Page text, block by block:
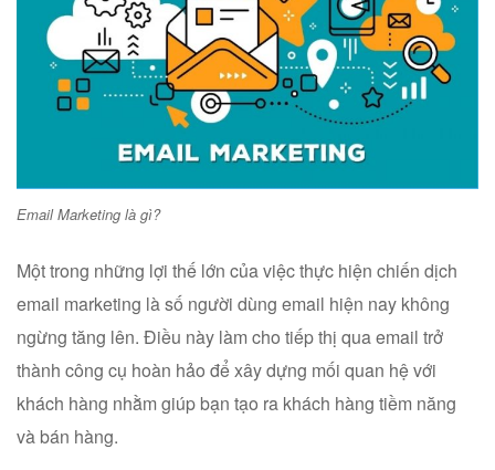
Email Marketing là gì?
Một trong những lợi thế lớn của việc thực hiện chiến dịch
email marketing là số người dùng email hiện nay không
ngừng tăng lên. Điều này làm cho tiếp thị qua email trở
thành công cụ hoàn hảo để xây dựng mối quan hệ với
khách hàng nhằm giúp bạn tạo ra khách hàng tiềm năng
và bán hàng.